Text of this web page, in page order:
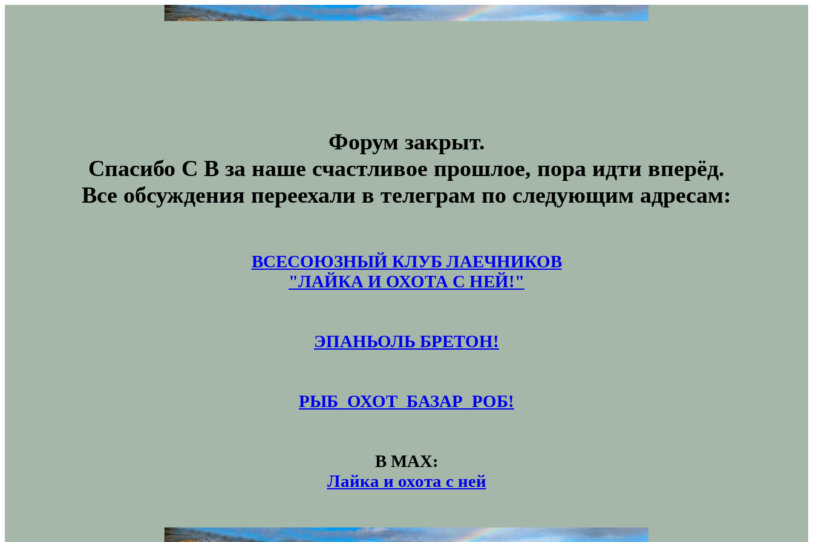
Форум закрыт.
Спасибо С В за наше счастливое прошлое, пора идти вперёд.
Все обсуждения переехали в телеграм по следующим адресам:
ВСЕСОЮЗНЫЙ КЛУБ ЛАЕЧНИКОВ
"ЛАЙКА И ОХОТА С НЕЙ!"
ЭПАНЬОЛЬ БРЕТОН!
РЫБ_ОХОТ_БАЗАР_РОБ!
В MAX:
Лайка и охота с ней